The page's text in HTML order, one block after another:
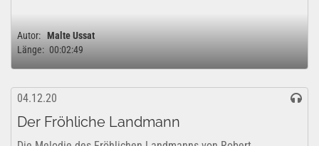
Autor: Malte Ussat
Länge: 00:02:49
04.12.20
Der Fröhliche Landmann